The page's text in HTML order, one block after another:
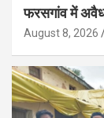
फरसगांव में
August 8, 2026